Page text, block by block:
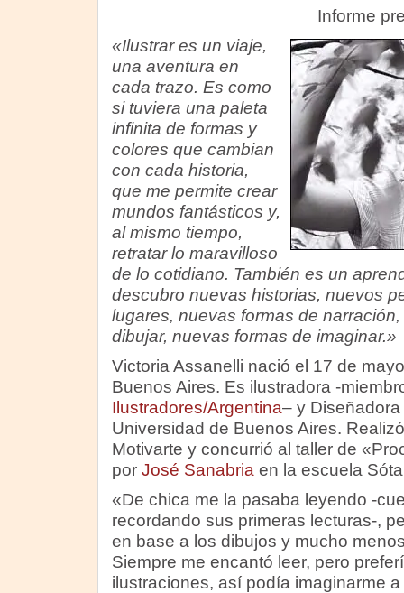
Informe
«Ilustrar es un viaje,
una aventura en
cada trazo. Es como
si tuviera una paleta
infinita de formas y
colores que cambian
con cada historia,
que me permite crear
mundos fantásticos y,
al mismo tiempo,
retratar lo maravilloso
de lo cotidiano. También es un
descubro nuevas historias, nuevos
lugares, nuevas formas de
dibujar, nuevas formas de imaginar.»
Victoria Assanelli nació el 17 de
Buenos Aires. Es ilustradora -
Ilustradores/Argentina– y
Universidad de Buenos Aires.
Motivarte y concurrió al taller de
por José Sanabria en la escuela
«De chica me la pasaba leyendo -
recordando sus primeras lecturas-,
en base a los dibujos y mucho
Siempre me encantó leer, pero
ilustraciones, así podía imaginarme